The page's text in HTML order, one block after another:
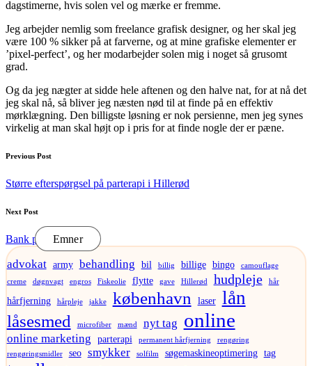
dagstimerne, hvis solen vel og mærke er fremme.
Jeg arbejder nemlig som freelance grafisk designer, og her skal jeg
være 100 % sikker på at farverne, og at mine grafiske elementer er
’pixel-perfect’, og her modarbejder solen mig i noget så grusomt
grad.
Og da jeg nægter at sidde hele aftenen og den halve nat, for at nå det
jeg skal nå, så bliver jeg næsten nød til at finde på en effektiv
mørklægning. Den billigste løsning er nok persienne, men jeg synes
virkelig at man skal højt op i pris for at finde nogle der er pæne.
Post
navigation
Previous Post
Større efterspørgsel på parterapi i Hillerød
Next Post
Bank på Lolland
Emner
advokat army behandling bil billig billige bingo camouflage
creme døgnvagt engros Fiskeolie flytte gave Hillerød hudpleje hår
hårfjerning hårpleje jakke københavn laser lån
låsesmed microfiber mænd nyt tag online
online marketing parterapi permanent hårfjerning
rengøring
rengøringsmidler
seo smykker solfilm søgemaskineoptimering tag